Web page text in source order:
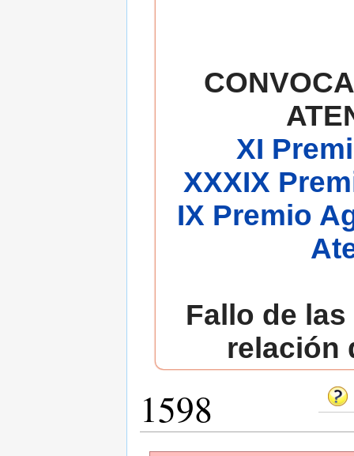
XI
XXXIX
IX Premio
Fallo de
relación
1598